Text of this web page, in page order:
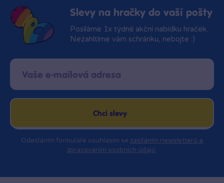
Slevy na hračky do vaší pošty
Posíláme 1x týdně akční nabídku hraček.
Nezahltíme vám schránku, nebojte :)
Chci slevy
Odesláním formuláře souhlasím se zasíláním newsletterů a
zpracováním osobních údajů.